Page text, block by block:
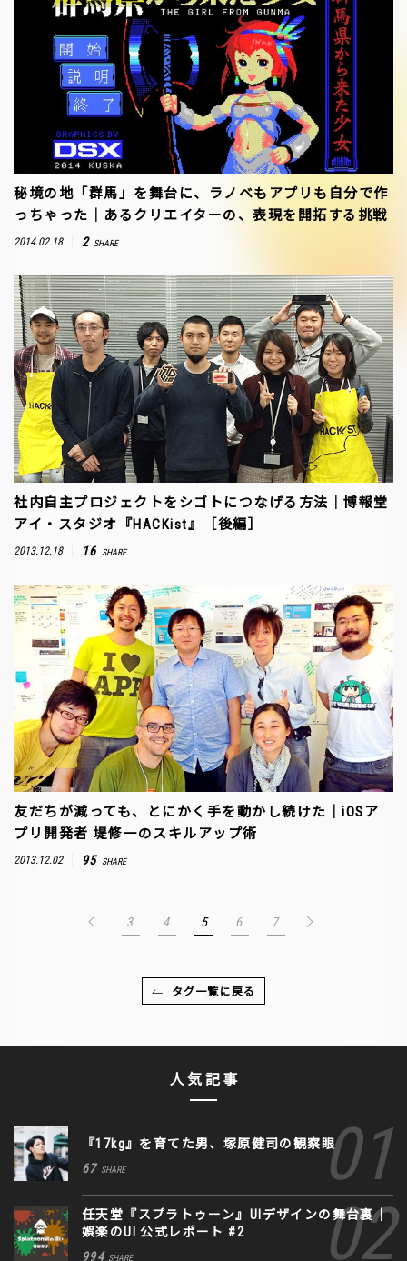
秘境の地「群馬」を舞台に、ラノベもアプリも自分で作
っちゃった｜あるクリエイターの、表現を開拓する挑戦
2014.02.18 2 SHARE
社内自主プロジェクトをシゴトにつなげる方法｜博報堂
アイ・スタジオ『HACKist』［後編］
2013.12.18 16 SHARE
友だちが減っても、とにかく手を動かし続けた｜iOSア
プリ開発者 堤修一のスキルアップ術
2013.12.02 95 SHARE
3 4 5 6 7
タグ一覧に戻る
人気記事
『17kg』を育てた男、塚原健司の観察眼
67 SHARE
任天堂『スプラトゥーン』UIデザインの舞台裏｜
娯楽のUI 公式レポート #2
994 SHARE